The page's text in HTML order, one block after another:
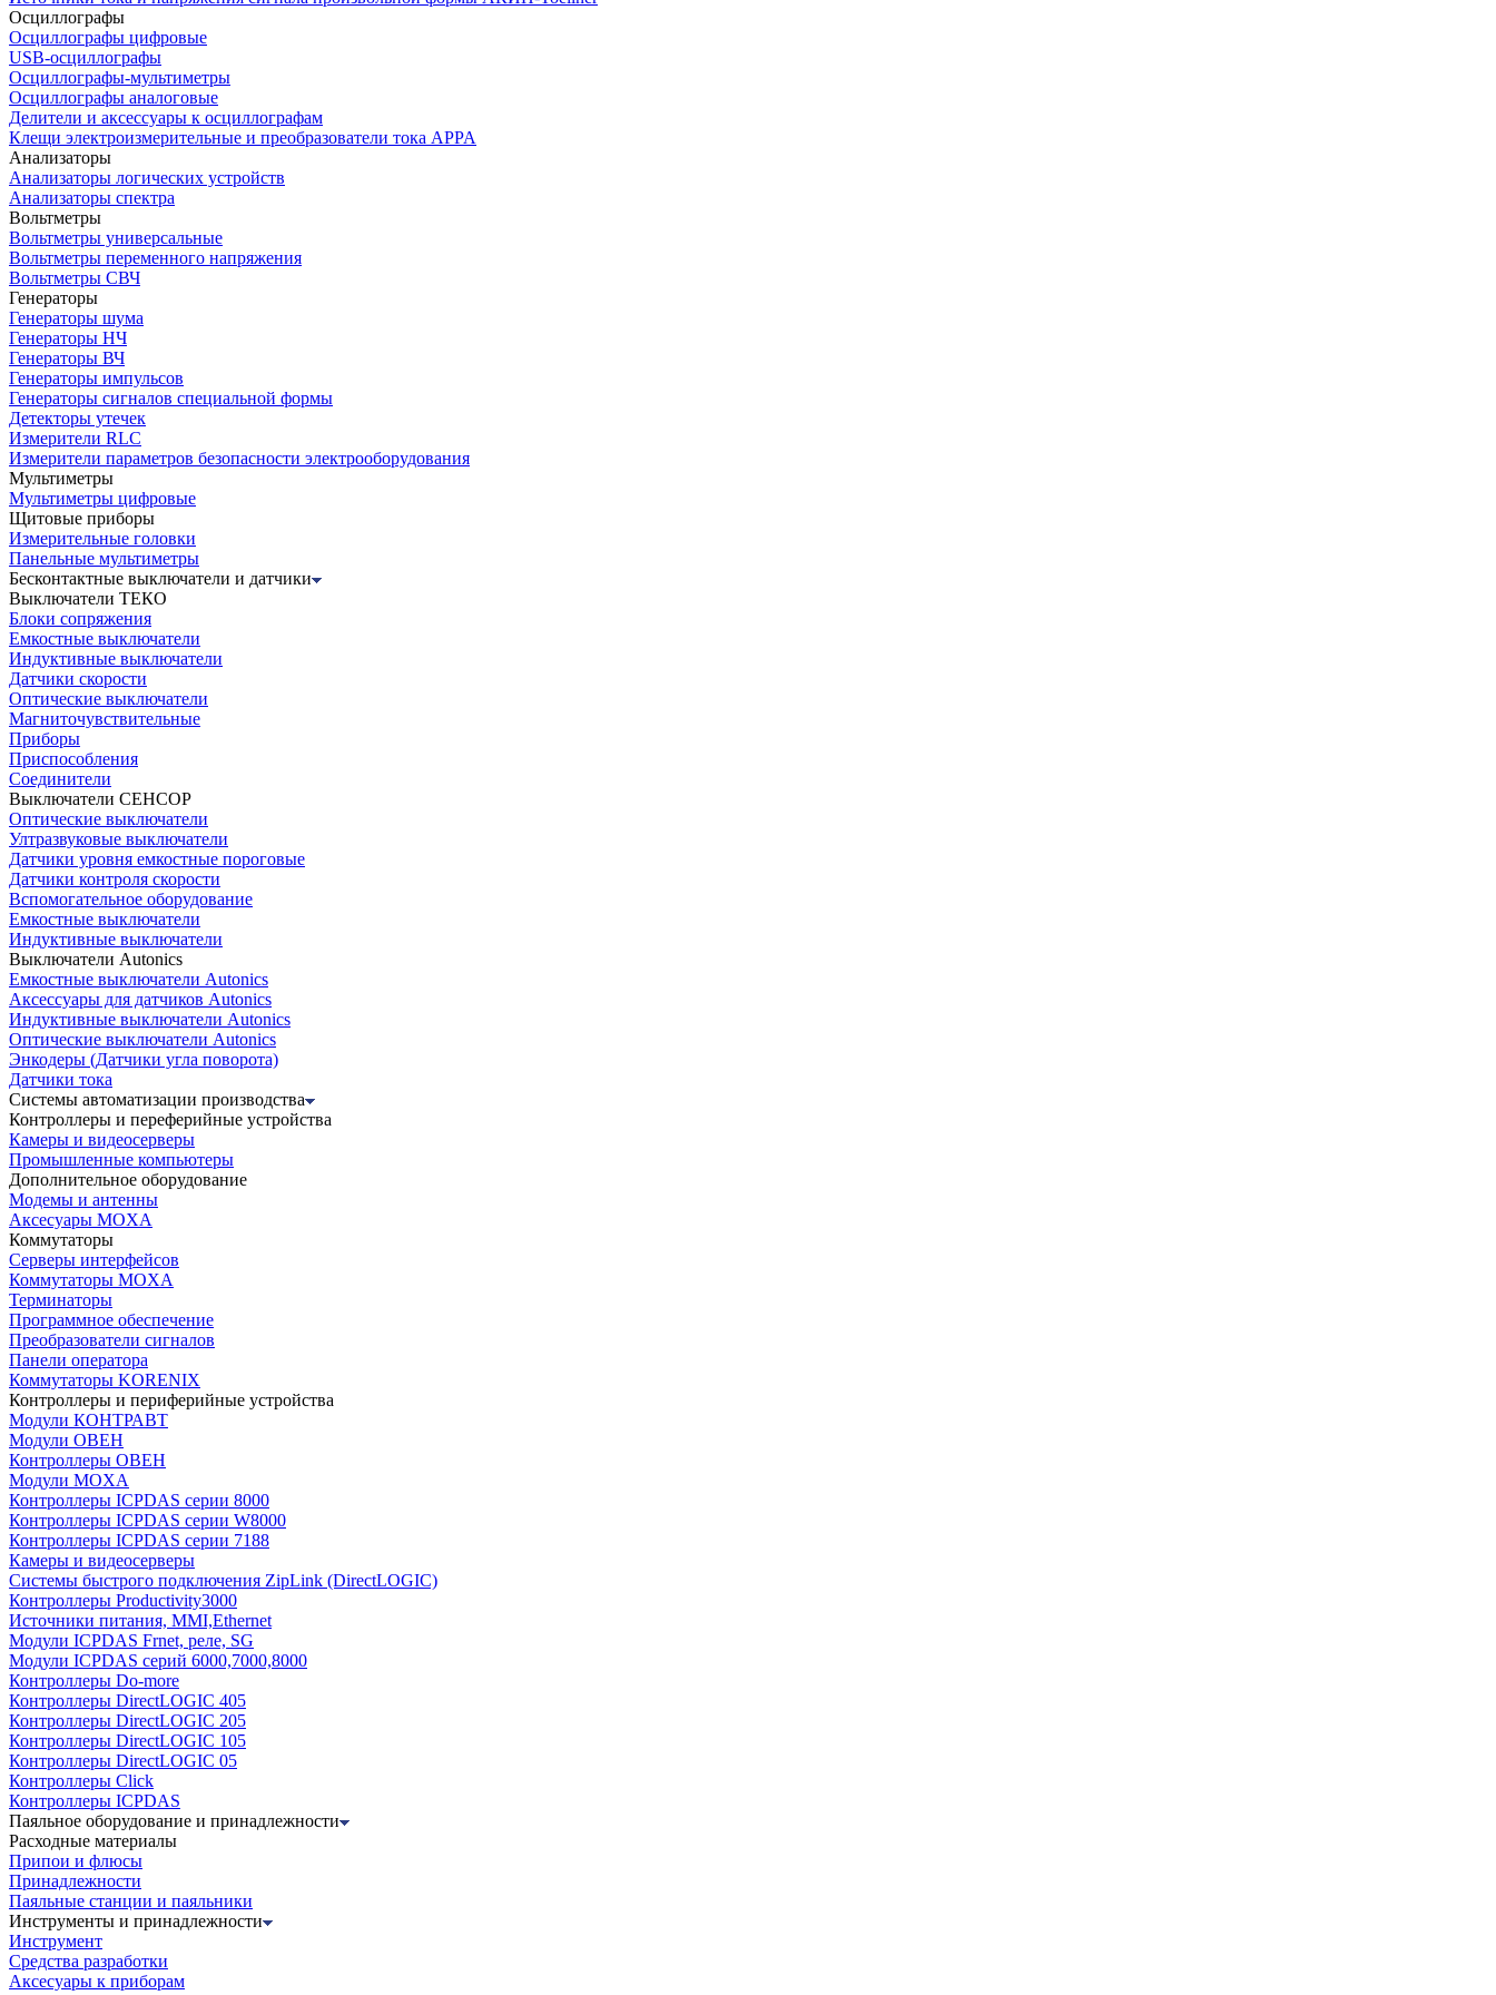
Осциллографы
Осциллографы цифровые
USB-осциллографы
Осциллографы-мультиметры
Осциллографы аналоговые
Делители и аксессуары к осциллографам
Клещи электроизмерительные и преобразователи тока APPA
Анализаторы
Анализаторы логических устройств
Анализаторы спектра
Вольтметры
Вольтметры универсальные
Вольтметры переменного напряжения
Вольтметры СВЧ
Генераторы
Генераторы шума
Генераторы НЧ
Генераторы ВЧ
Генераторы импульсов
Генераторы сигналов специальной формы
Детекторы утечек
Измерители RLC
Измерители параметров безопасности электрооборудования
Мультиметры
Мультиметры цифровые
Щитовые приборы
Измерительные головки
Панельные мультиметры
Бесконтактные выключатели и датчики
Выключатели ТЕКО
Блоки сопряжения
Емкостные выключатели
Индуктивные выключатели
Датчики скорости
Оптические выключатели
Магниточувствительные
Приборы
Приспособления
Соединители
Выключатели СЕНСОР
Оптические выключатели
Ултразвуковые выключатели
Датчики уровня емкостные пороговые
Датчики контроля скорости
Вспомогательное оборудование
Емкостные выключатели
Индуктивные выключатели
Выключатели Autonics
Емкостные выключатели Autonics
Аксессуары для датчиков Autonics
Индуктивные выключатели Autonics
Оптические выключатели Autonics
Энкодеры (Датчики угла поворота)
Датчики тока
Системы автоматизации производства
Контроллеры и переферийные устройства
Камеры и видеосерверы
Промышленные компьютеры
Дополнительное оборудование
Модемы и антенны
Аксесуары MOXA
Коммутаторы
Серверы интерфейсов
Коммутаторы MOXA
Терминаторы
Программное обеспечение
Преобразователи сигналов
Панели оператора
Коммутаторы KORENIX
Контроллеры и периферийные устройства
Модули КОНТРАВТ
Модули ОВЕН
Контроллеры ОВЕН
Модули MOXA
Контроллеры ICPDAS серии 8000
Контроллеры ICPDAS серии W8000
Контроллеры ICPDAS серии 7188
Камеры и видеосерверы
Системы быстрого подключения ZipLink (DirectLOGIC)
Контроллеры Productivity3000
Источники питания, MMI,Ethernet
Модули ICPDAS Frnet, реле, SG
Модули ICPDAS серий 6000,7000,8000
Контроллеры Do-more
Контроллеры DirectLOGIC 405
Контроллеры DirectLOGIC 205
Контроллеры DirectLOGIC 105
Контроллеры DirectLOGIC 05
Контроллеры Click
Контроллеры ICPDAS
Паяльное оборудование и принадлежности
Расходные материалы
Припои и флюсы
Принадлежности
Паяльные станции и паяльники
Инструменты и принадлежности
Инструмент
Средства разработки
Аксесуары к приборам